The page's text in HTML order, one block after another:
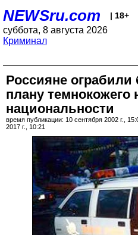
NEWSru.com | 18+
суббота, 8 августа 2026
Криминал
Россияне ограбили
плану темнокожего
национальности
время публикации: 10 сентября 2002 г.,
2017 г., 10:21